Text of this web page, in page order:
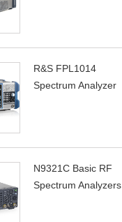
R&S FPL1014
Spectrum Analyzer
N9321C Basic RF
Spectrum Analyzers